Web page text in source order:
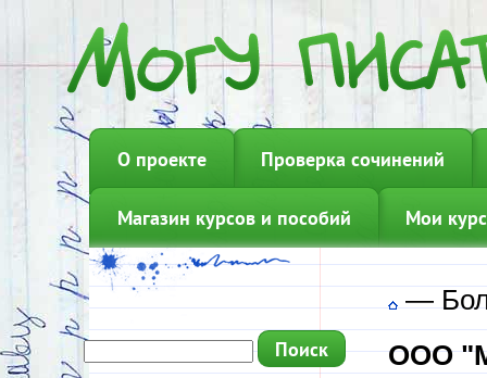
О проекте Проверка сочинений
Магазин курсов и пособий Мои
—
ООО